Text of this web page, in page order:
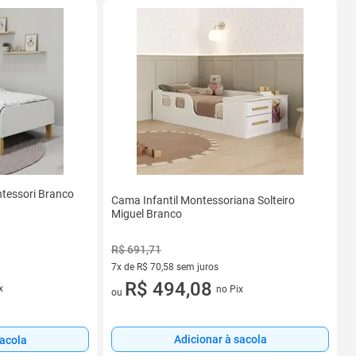
Branco
Cama Infantil Montessoriana Solteiro
Miguel Branco
R$ 691,71
7x de R$ 70,58 sem juros
7 vez de R$ 70,58 sem juros
ou R$ 494,08 no Pix
Adicionar à sacola